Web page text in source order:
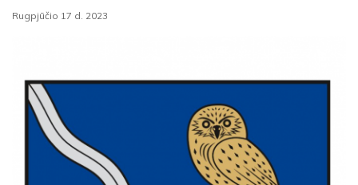
Rugpjūčio 17 d. 2023